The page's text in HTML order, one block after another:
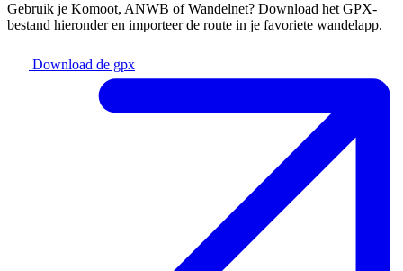
Gebruik je Komoot, ANWB of Wandelnet? Download het GPX-
bestand hieronder en importeer de route in je favoriete wandelapp.
Download de gpx